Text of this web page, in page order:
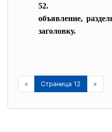
объявление,
заголовку.
« Страница 12 »